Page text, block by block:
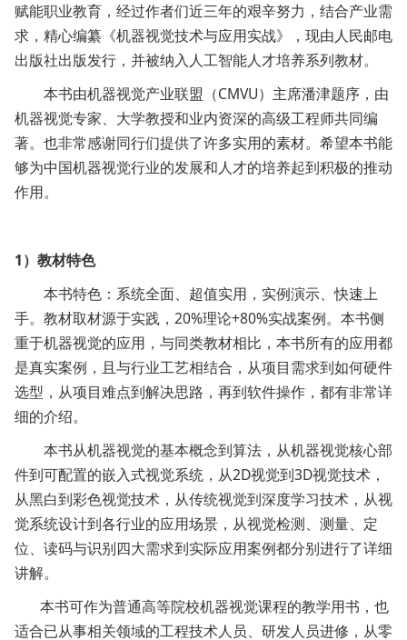
赋能职业教育，经过作者们近三年的艰辛努力，结合产业需
求，精心编纂《机器视觉技术与应用实战》，现由人民邮电
出版社出版发行，并被纳入人工智能人才培养系列教材。
本书由机器视觉产业联盟（CMVU）主席潘津题序，由
机器视觉专家、大学教授和业内资深的高级工程师共同编
著。也非常感谢同行们提供了许多实用的素材。希望本书能
够为中国机器视觉行业的发展和人才的培养起到积极的推动
作用。
1）教材特色
本书特色：系统全面、超值实用，实例演示、快速上
手。教材取材源于实践，20%理论+80%实战案例。本书侧
重于机器视觉的应用，与同类教材相比，本书所有的应用都
是真实案例，且与行业工艺相结合，从项目需求到如何硬件
选型，从项目难点到解决思路，再到软件操作，都有非常详
细的介绍。
本书从机器视觉的基本概念到算法，从机器视觉核心部
件到可配置的嵌入式视觉系统，从2D视觉到3D视觉技术，
从黑白到彩色视觉技术，从传统视觉到深度学习技术，从视
觉系统设计到各行业的应用场景，从视觉检测、测量、定
位、读码与识别四大需求到实际应用案例都分别进行了详细
讲解。
本书可作为普通高等院校机器视觉课程的教学用书，也
适合已从事相关领域的工程技术人员、研发人员进修，从零